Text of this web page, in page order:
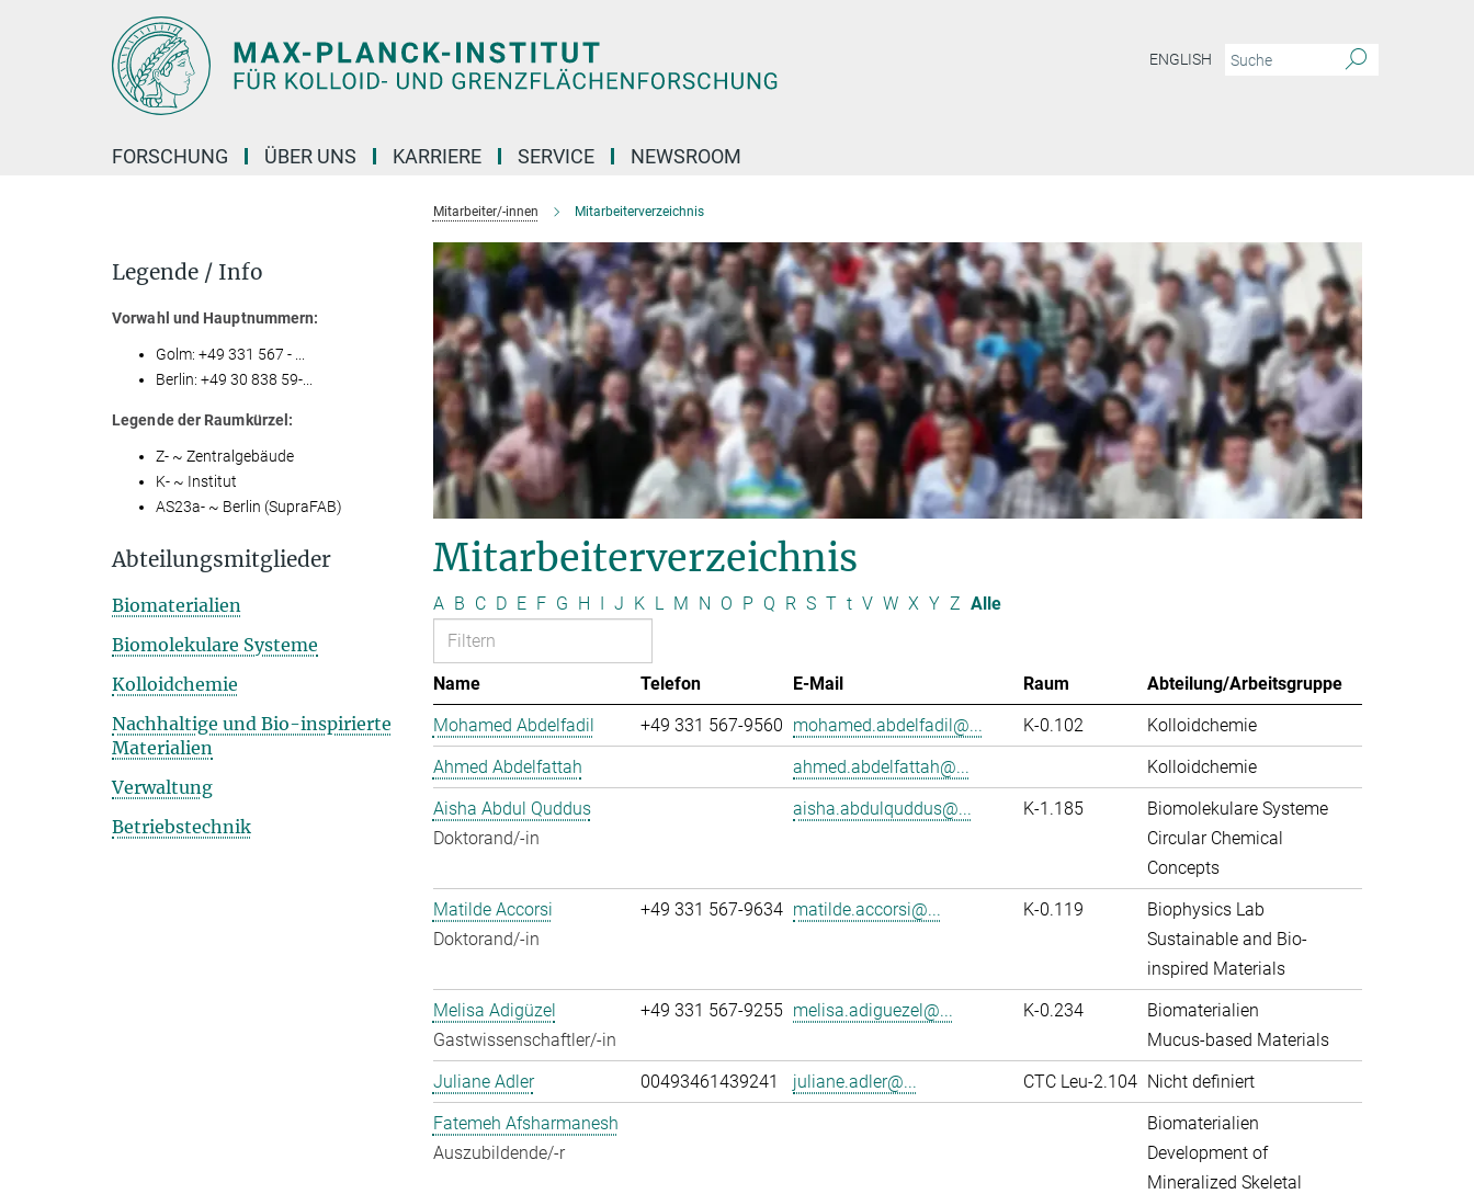
ENGLISH
FORSCHUNG ÜBER UNS KARRIERE SERVICE NEWSROOM
Mitarbeiter/-innen Mitarbeiterverzeichnis
Mitarbeiterverzeichnis
A B C D E F G H I J K L M N O P Q R S T t V W X Y Z Alle
Name Telefon E-Mail Raum
Abteilung/Arbeitsgruppe
Mohamed Abdelfadil
+49 331 567-9560 mohamed.abdelfadil@... K-0.102
Kolloidchemie
Ahmed Abdelfattah
ahmed.abdelfattah@...
Kolloidchemie
Aisha Abdul Quddus
Doktorand/-in
aisha.abdulquddus@... K-1.185
Biomolekulare Systeme
Circular Chemical
Concepts
Matilde Accorsi
Doktorand/-in
+49 331 567-9634 matilde.accorsi@... K-0.119
Biophysics Lab
Sustainable and Bio-
inspired Materials
Melisa Adigüzel
Gastwissenschaftler/-in
+49 331 567-9255 melisa.adiguezel@... K-0.234
Biomaterialien
Mucus-based Materials
Juliane Adler
00493461439241 juliane.adler@... CTC Leu-2.104 Nicht definiert
Fatemeh Afsharmanesh
Auszubildende/-r
Biomaterialien
Development of
Mineralized Skeletal
Legende / Info
Vorwahl und Hauptnummern:
Golm: +49 331 567 - ...
Berlin: +49 30 838 59-...
Legende der Raumkürzel:
Z- ~ Zentralgebäude
K- ~ Institut
AS23a- ~ Berlin (SupraFAB)
Abteilungsmitglieder
Biomaterialien
Biomolekulare Systeme
Kolloidchemie
Nachhaltige und Bio-inspirierte
Materialien
Verwaltung
Betriebstechnik